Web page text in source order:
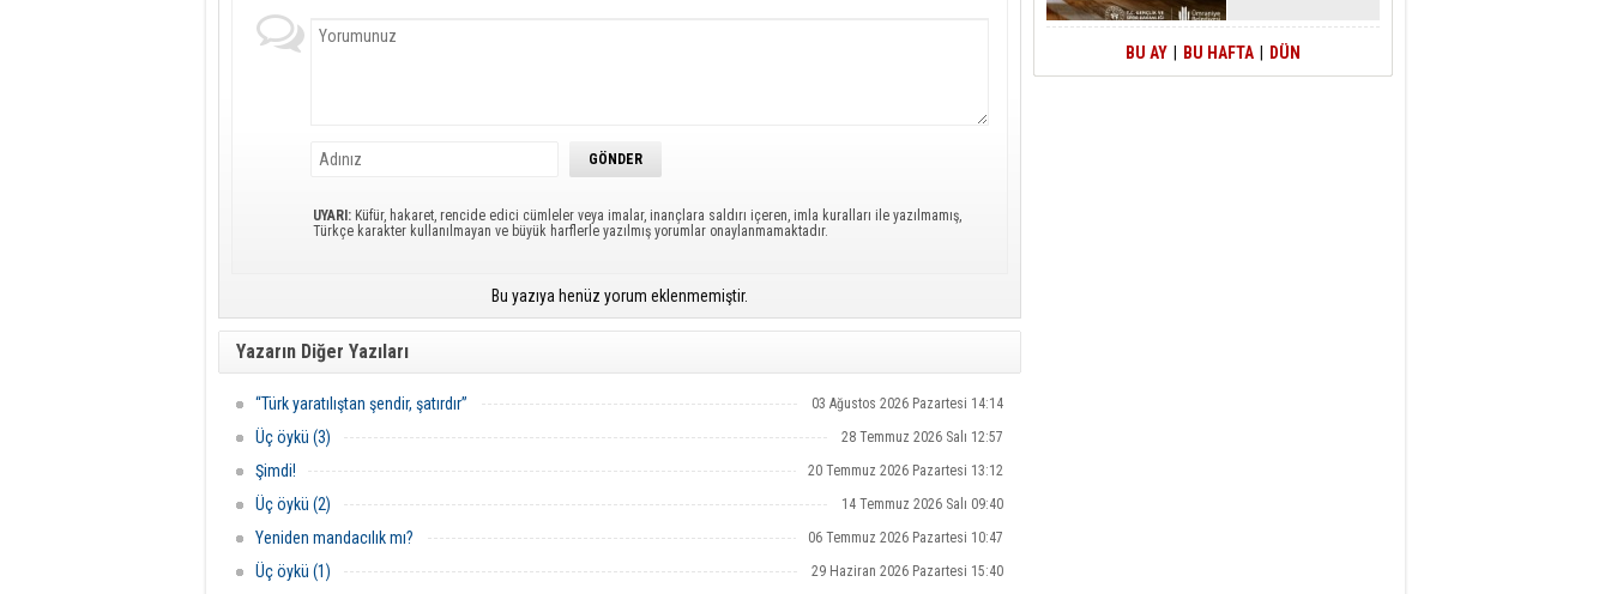
UYARI: Küfür, hakaret, rencide edici cümleler veya imalar, inançlara saldırı içeren, imla kuralları ile yazılmamış,
Türkçe karakter kullanılmayan ve büyük harflerle yazılmış yorumlar onaylanmamaktadır.
Bu yazıya henüz yorum eklenmemiştir.
Yazarın Diğer Yazıları
“Türk yaratılıştan şendir, şatırdır” 03 Ağustos 2026 Pazartesi 14:14
Üç öykü (3) 28 Temmuz 2026 Salı 12:57
Şimdi! 20 Temmuz 2026 Pazartesi 13:12
Üç öykü (2) 14 Temmuz 2026 Salı 09:40
Yeniden mandacılık mı? 06 Temmuz 2026 Pazartesi 10:47
Üç öykü (1) 29 Haziran 2026 Pazartesi 15:40
BU AY BU HAFTA DÜN